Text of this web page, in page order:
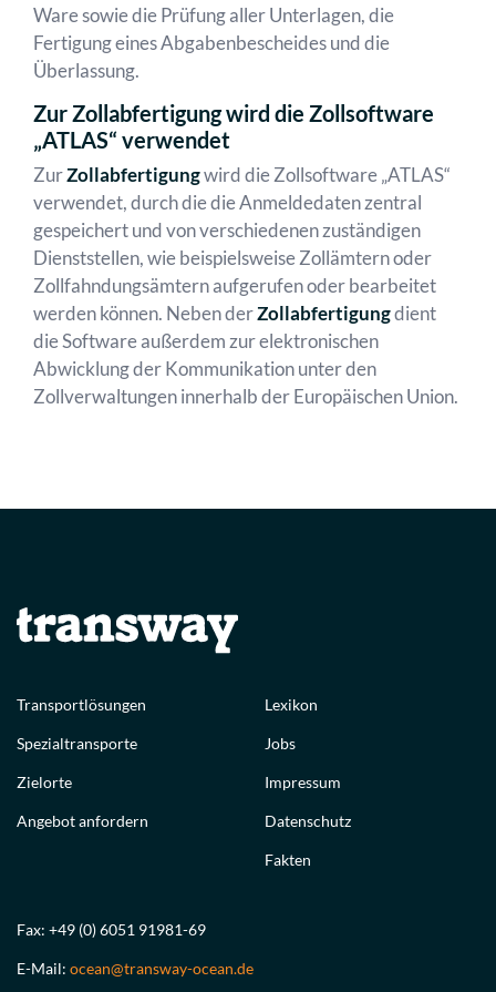
Ware sowie die Prüfung aller Unterlagen, die
Fertigung eines Abgabenbescheides und die
Überlassung.
Zur Zollabfertigung wird die Zollsoftware
„ATLAS“ verwendet
ZurZollabfertigungwird die Zollsoftware „ATLAS“
verwendet, durch die die Anmeldedaten zentral
gespeichert und von verschiedenen zuständigen
Dienststellen, wie beispielsweise Zollämtern oder
Zollfahndungsämtern aufgerufen oder bearbeitet
werden können. Neben derZollabfertigungdient
die Software außerdem zur elektronischen
Abwicklung der Kommunikation unter den
Zollverwaltungen innerhalb der Europäischen Union.
Transportlösungen
Spezialtransporte
Zielorte
Angebot anfordern
Lexikon
Jobs
Impressum
Datenschutz
Fakten
Fax: +49 (0) 6051 91981-69
E-Mail: ocean@transway-ocean.de